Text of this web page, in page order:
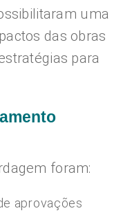
uma
das obras
para
foram:
aprovações